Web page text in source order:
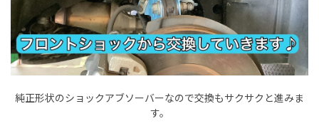
純正形状のショックアブソーバーなので交換もサクサクと進みま
す。